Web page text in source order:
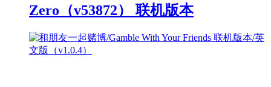
Zero（v53872） 联机版本